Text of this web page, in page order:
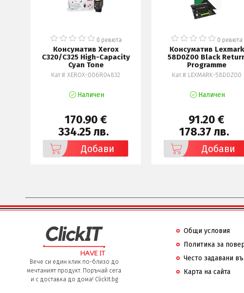
0 ревюта
Консуматив Xerox
C320/C325 High-Capacity
Cyan Tone
Кат.# XEROX-006R04832
Наличен
170.90 €
334.25 лв.
Добави
0 ревюта
Консуматив Lexmark
58D0Z00 Black
Programme
Кат.# LEXMARK-58D0Z00
Наличен
91.20 €
178.37 лв.
Добави
Вече си един клик по-близо до
мечтаният продукт. Поръчай сега
и с доставка до дома! ClickIt.bg
Общи условия
Политика за
Често задавани
Карта на сайта